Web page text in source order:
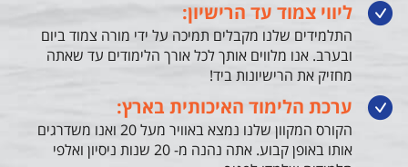
ליווי צמוד עד הרישיון:
התלמידים שלנו מקבלים תמיכה על ידי מורה צמוד ביום
ובערב. אנו מלווים אותך לכל אורך הלימודים עד שאתה
מחזיק את הרישיונות ביד!
ערכת הלימוד האיכותית בארץ:
הקורס המקוון שלנו נמצא באוויר מעל 20 ואנו משדרגים
אותו באופן קבוע. אתה נהנה מ- 20 שנות ניסיון ואלפי